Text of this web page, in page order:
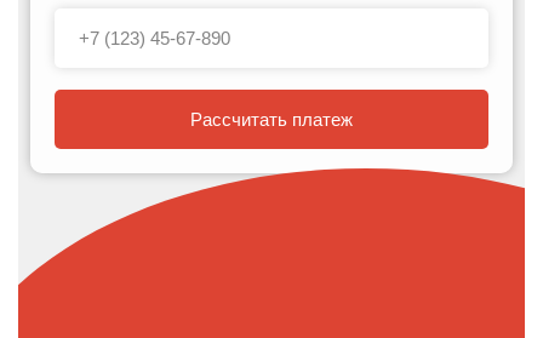
Рассчитать платеж